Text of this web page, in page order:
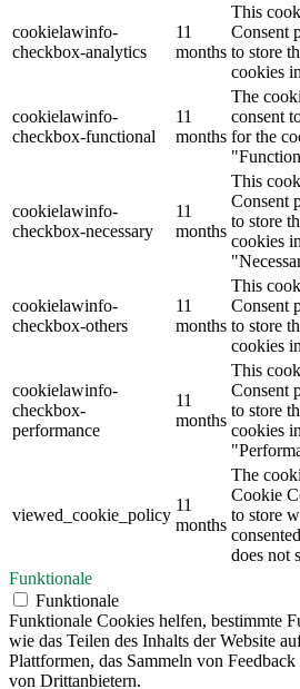
cookielawinfo-
checkbox-analytics
11
months
This
Consent
to store
cookies
cookielawinfo-
checkbox-functional
11
months
The
consent
for the
cookielawinfo-
checkbox-necessary
11
months
This
Consent
to store
cookies
cookielawinfo-
checkbox-others
11
months
This
Consent
to store
cookies
cookielawinfo-
checkbox-
performance
11
months
This
Consent
to store
cookies
viewed_cookie_policy
11
months
The
Cookie
to store
does not
Funktionale
Funktionale
Funktionale Cookies helfen, bestimmte
wie das Teilen des Inhalts der Website
Plattformen, das Sammeln von
von Drittanbietern.